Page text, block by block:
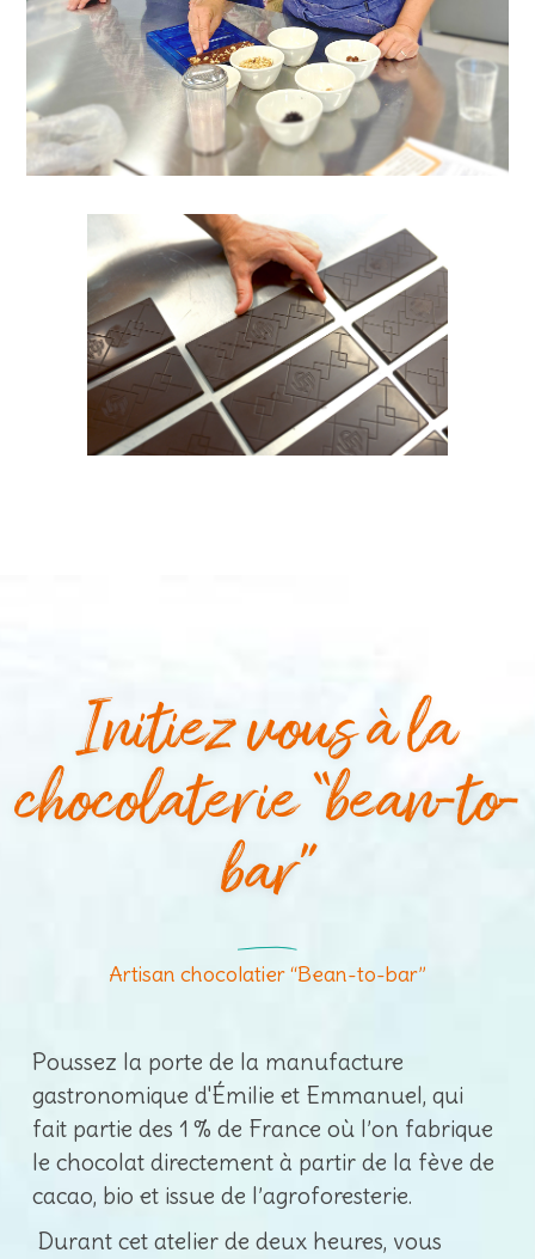
Initiez vous à la
chocolaterie “bean-to-
bar”
Artisan chocolatier “Bean-to-bar”
Poussez la porte de la manufacture
gastronomique d'Émilie et Emmanuel, qui
fait partie des 1 % de France où l’on fabrique
le chocolat directement à partir de la fève de
cacao, bio et issue de l’agroforesterie.
Durant cet atelier de deux heures, vous